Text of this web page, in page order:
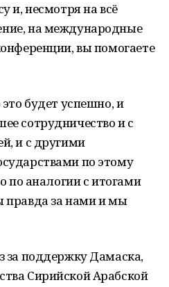
и, несмотря на всё
на международные
вы помогаете
будет успешно, и
сотрудничество и с
и с другими
по этому
по аналогии с итогами
правда за нами и мы
за поддержку Дамаска,
Сирийской Арабской